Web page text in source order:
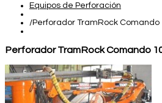
Equipos de Perforación
/Perforador TramRock Comando
Perforador TramRock Comando